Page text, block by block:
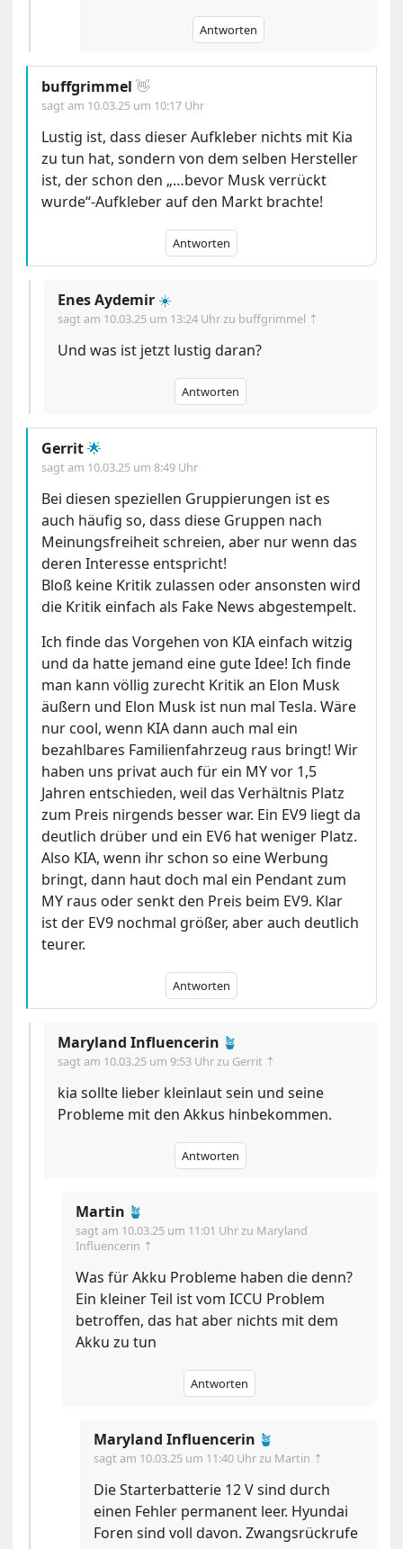
Antworten
buffgrimmel 👋
sagt am 10.03.25 um 10:17 Uhr
Lustig ist, dass dieser Aufkleber nichts mit Kia
zu tun hat, sondern von dem selben Hersteller
ist, der schon den „…bevor Musk verrückt
wurde“-Aufkleber auf den Markt brachte!
Antworten
Enes Aydemir ☀️
sagt am 10.03.25 um 13:24 Uhrzu buffgrimmel ⇡
Und was ist jetzt lustig daran?
Antworten
Gerrit🌟
sagt am 10.03.25 um 8:49 Uhr
Bei diesen speziellen Gruppierungen ist es
auch häufig so, dass diese Gruppen nach
Meinungsfreiheit schreien, aber nur wenn das
deren Interesse entspricht!
Bloß keine Kritik zulassen oder ansonsten wird
die Kritik einfach als Fake News abgestempelt.
Ich finde das Vorgehen von KIA einfach witzig
und da hatte jemand eine gute Idee! Ich finde
man kann völlig zurecht Kritik an Elon Musk
äußern und Elon Musk ist nun mal Tesla. Wäre
nur cool, wenn KIA dann auch mal ein
bezahlbares Familienfahrzeug raus bringt! Wir
haben uns privat auch für ein MY vor 1,5
Jahren entschieden, weil das Verhältnis Platz
zum Preis nirgends besser war. Ein EV9 liegt da
deutlich drüber und ein EV6 hat weniger Platz.
Also KIA, wenn ihr schon so eine Werbung
bringt, dann haut doch mal ein Pendant zum
MY raus oder senkt den Preis beim EV9. Klar
ist der EV9 nochmal größer, aber auch deutlich
teurer.
Antworten
Maryland Influencerin 🪴
sagt am 10.03.25 um 9:53 Uhrzu Gerrit ⇡
kia sollte lieber kleinlaut sein und seine
Probleme mit den Akkus hinbekommen.
Antworten
Martin 🪴
sagt am 10.03.25 um 11:01 Uhrzu Maryland
Influencerin ⇡
Was für Akku Probleme haben die denn?
Ein kleiner Teil ist vom ICCU Problem
betroffen, das hat aber nichts mit dem
Akku zu tun
Antworten
Maryland Influencerin 🪴
sagt am 10.03.25 um 11:40 Uhrzu Martin ⇡
Die Starterbatterie 12 V sind durch
einen Fehler permanent leer. Hyundai
Foren sind voll davon. Zwangsrückrufe